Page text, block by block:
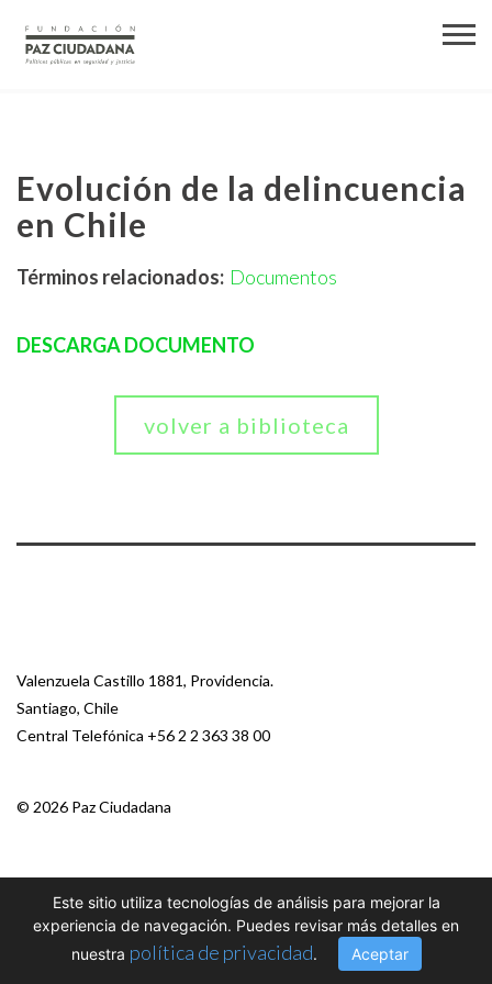
Evolución de la delincuencia
en Chile
Términos relacionados: Documentos
DESCARGA DOCUMENTO
volver a biblioteca
Valenzuela Castillo 1881, Providencia.
Santiago, Chile
Central Telefónica +56 2 2 363 38 00
© 2026 Paz Ciudadana
Este sitio utiliza tecnologías de análisis para mejorar la
experiencia de navegación. Puedes revisar más detalles en
nuestra política de privacidad. Aceptar